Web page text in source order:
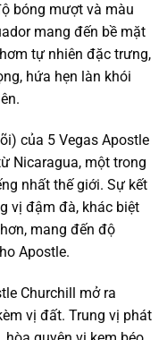
bóng mượt và màu
mang đến bề mặt
tự nhiên đặc trưng,
hứa hẹn làn khói
của 5 Vegas Apostle
Nicaragua, một trong
nhất thế giới. Sự kết
vị đậm đà, khác biệt
mang đến độ
Apostle.
Churchill mở ra
vị đất. Trung vị phát